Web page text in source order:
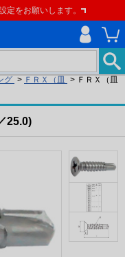
定をお願いします。
グ > ＦＲＸ（皿 > ＦＲＸ（皿
25.0)